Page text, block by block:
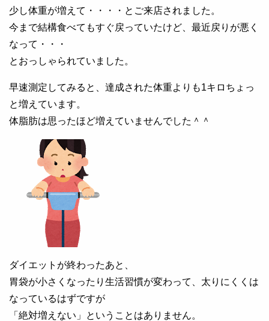
少し体重が増えて・・・・とご来店されました。
今まで結構食べてもすぐ戻っていたけど、最近戻りが悪く
なって・・・
とおっしゃられていました。
早速測定してみると、達成された体重よりも1キロちょっ
と増えています。
体脂肪は思ったほど増えていませんでした＾＾
ダイエットが終わったあと、
胃袋が小さくなったり生活習慣が変わって、太りにくくは
なっているはずですが
「絶対増えない」ということはありません。